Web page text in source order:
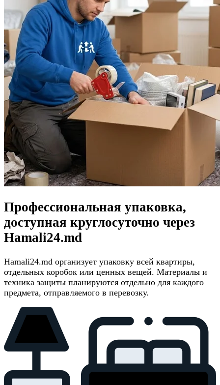
Профессиональная упаковка,
доступная круглосуточно через
Hamali24.md
Hamali24.md организует упаковку всей квартиры,
отдельных коробок или ценных вещей. Материалы и
техника защиты планируются отдельно для каждого
предмета, отправляемого в перевозку.